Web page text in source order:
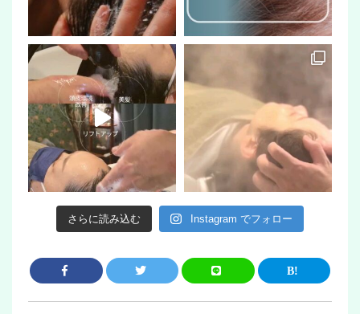
さらに読み込む Instagram でフォロー